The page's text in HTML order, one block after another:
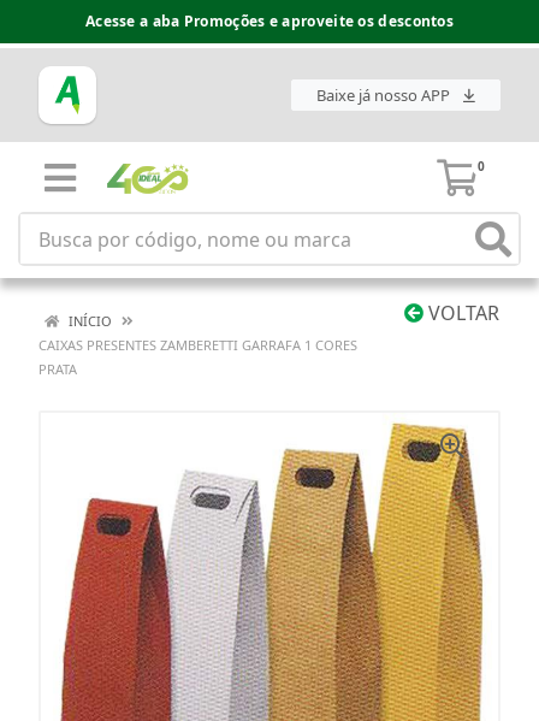
Acesse a aba Promoções e aproveite os descontos
Baixe já nosso APP
0
VOLTAR
INÍCIO
CAIXAS PRESENTES ZAMBERETTI GARRAFA 1 CORES
PRATA